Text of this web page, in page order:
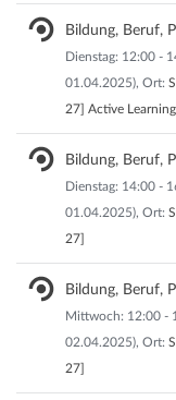
Bildung, Beruf,
Dienstag: 12:00 -
01.04.2025), Ort:
27] Active
Bildung, Beruf,
Dienstag: 14:00 -
01.04.2025), Ort:
27]
Bildung, Beruf,
Mittwoch: 12:00 -
02.04.2025), Ort:
27]